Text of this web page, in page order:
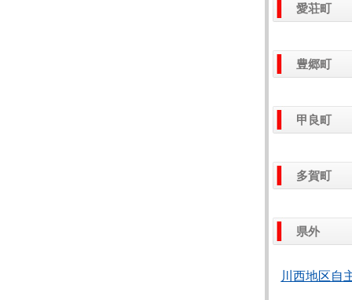
愛荘町
豊郷町
甲良町
多賀町
県外
川西地区自